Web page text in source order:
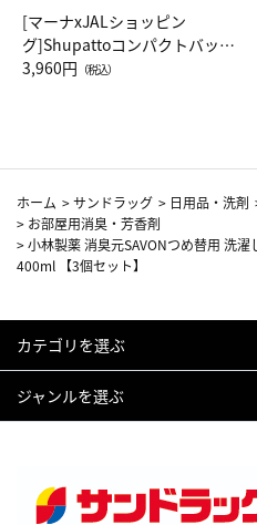
[マーナxJALショッピン
グ]Shupattoコンパクトバッグ
Drop JAL客室乗務員（LC）ス
3,960円 （税込）
ホーム >サンドラッグ > 日用品・洗剤
> お部屋用消臭・芳香剤
>小林製薬 消臭元SAVONつめ替用 洗
400ml 【3個セット】
カテゴリを選ぶ
ジャンルを選ぶ